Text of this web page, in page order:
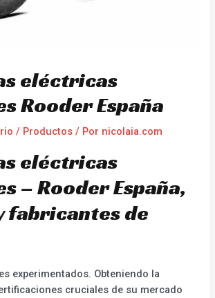
eléctricas
Rooder España
/ Productos / Por nicolaia.com
eléctricas
– Rooder España,
fabricantes de
experimentados. Obteniendo la
cruciales de su mercado